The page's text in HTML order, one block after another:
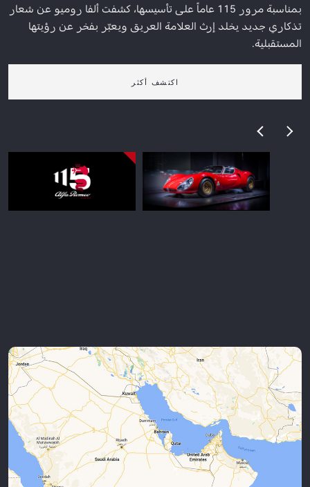
بمناسبة مرور 115 عاماً على تأسيسها، كشفت ألفا روميو عن شعار
تذكاري جديد يخلد إرث العلامة العريق ويعبّر بفخر عن رؤيتها
المستقبلية.
اكتشف أكثر